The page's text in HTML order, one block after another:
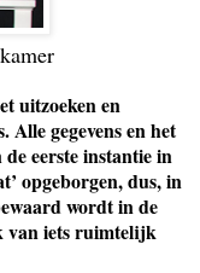
uitzoeken en
Alle gegevens en het
eerste instantie in
opgeborgen, dus, in
wordt in de
van iets ruimtelijk